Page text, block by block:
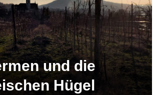
und die
Hügel